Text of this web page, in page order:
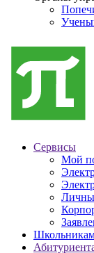
Сервисы
Мой